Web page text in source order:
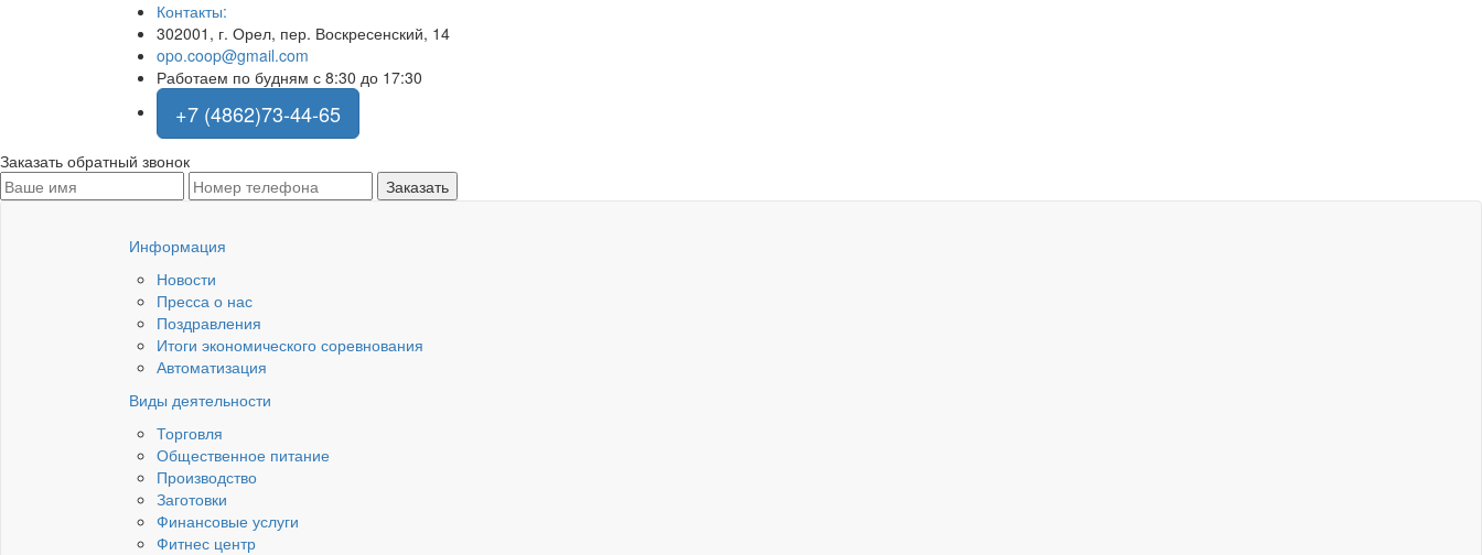
Контакты:
302001, г. Орел, пер. Воскресенский, 14
opo.coop@gmail.com
Работаем по будням с 8:30 до 17:30
+7 (4862)73-44-65
Заказать обратный звонок
Информация
Новости
Пресса о нас
Поздравления
Итоги экономического соревнования
Автоматизация
Виды деятельности
Торговля
Общественное питание
Производство
Заготовки
Финансовые услуги
Фитнес центр